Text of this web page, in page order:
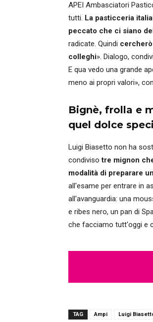
APEI Ambasciatori
tutti. La pasticceria
peccato che ci siano
radicate. Quindi
colleghi». Dialogo,
E qua vedo una grande
meno ai propri valori»,
Bignè, frolla e
quel dolce
Luigi Biasetto non ha
condivisotre mignon
modalità di preparare
all'esame per entrare in
all'avanguardia: una
e ribes nero, un pan di
che facciamo tutt'oggi e
TAG Ampi Luigi